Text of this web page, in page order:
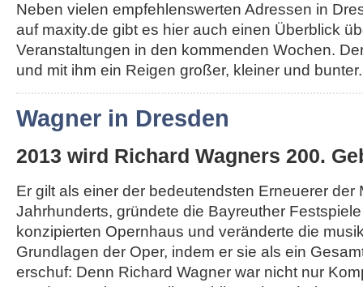
Neben vielen empfehlenswerten Adressen in
auf maxity.de gibt es hier auch einen Überblick
Veranstaltungen in den kommenden Wochen.
und mit ihm ein Reigen großer, kleiner und
Wagner in Dresden
2013 wird Richard Wagners 200.
Er gilt als einer der bedeutendsten Erneuerer der
Jahrhunderts, gründete die Bayreuther
konzipierten Opernhaus und veränderte die
Grundlagen der Oper, indem er sie als ein
erschuf: Denn Richard Wagner war nicht nur